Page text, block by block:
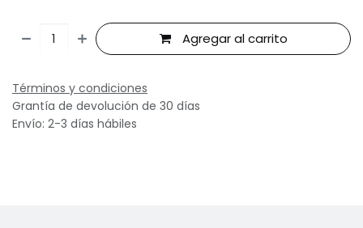
Agregar al carrito
Términos y condiciones
Grantía de devolución de 30 días
Envío: 2-3 días hábiles